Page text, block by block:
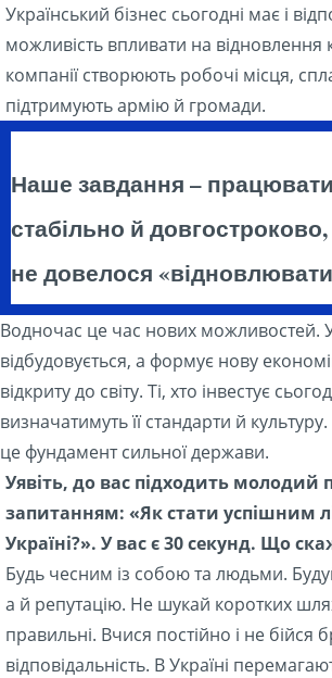
Український бізнес сьогодні має і
можливість впливати на відновлення
компанії створюють робочі місця,
підтримують армію й громади.
Наше завдання –
стабільно й
не довелося
Водночас це час нових можливостей.
відбудовується, а формує нову
відкриту до світу. Ті, хто інвестує
визначатимуть її стандарти й
це фундамент сильної держави.
Уявіть, до вас підходить молодий
запитанням: «Як стати успішним
Україні?». У вас є 30 секунд. Що
Будь чесним із собою та людьми.
а й репутацію. Не шукай коротких
правильні. Вчися постійно і не бійся
відповідальність. В Україні